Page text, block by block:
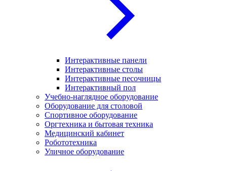
Интерактивные панели
Интерактивные столы
Интерактивные песочницы
Интерактивный пол
Учебно-наглядное оборудование
Оборудование для столовой
Спортивное оборудование
Оргтехника и бытовая техника
Медицинский кабинет
Робототехника
Уличное оборудование